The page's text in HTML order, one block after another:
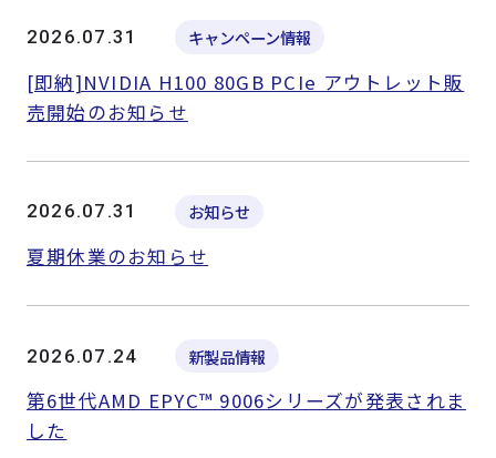
2026.07.31 キャンペーン情報
[即納]NVIDIA H100 80GB PCIe アウトレット販
売開始のお知らせ
2026.07.31 お知らせ
夏期休業のお知らせ
2026.07.24 新製品情報
第6世代AMD EPYC™ 9006シリーズが発表されま
した